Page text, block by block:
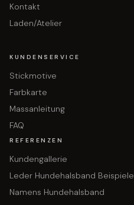
Kontakt
Laden/Atelier
KUNDENSERVICE
Stickmotive
Farbkarte
Massanleitung
FAQ
REFERENZEN
Kundengallerie
Leder Hundehalsband Beispiele
Namens Hundehalsband